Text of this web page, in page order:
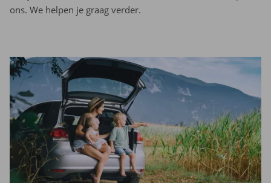
ons. We helpen je graag verder.